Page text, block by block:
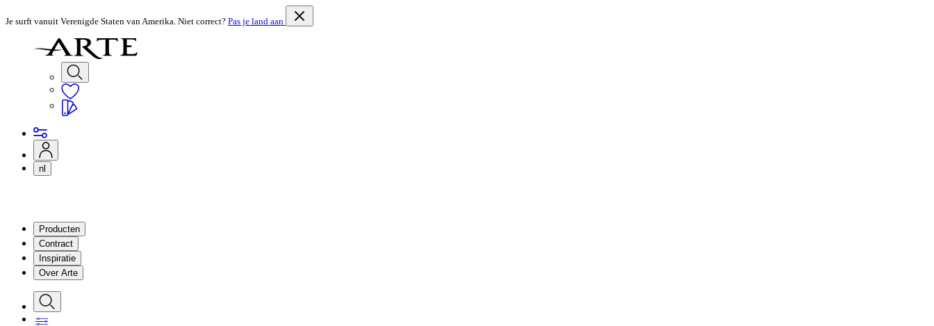
Je surft vanuit Verenigde Staten van Amerika. Niet correct? Pas je land aan
nl
Producten
Contract
Inspiratie
Over Arte